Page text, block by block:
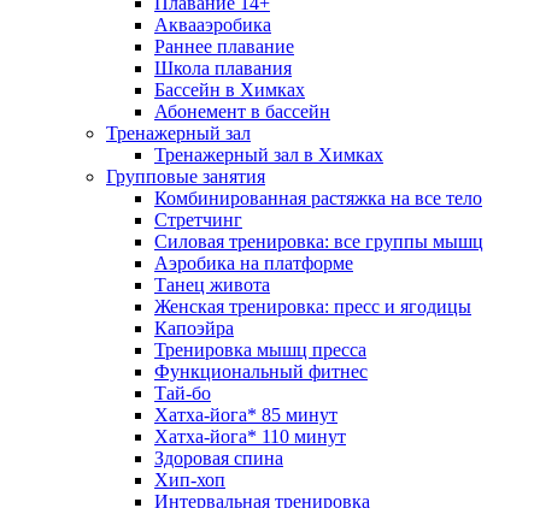
Аквааэробика
Раннее плавание
Школа плавания
Бассейн в Химках
Абонемент в бассейн
Тренажерный зал
Тренажерный зал в Химках
Групповые занятия
Комбинированная растяжка на все тело
Стретчинг
Силовая тренировка: все группы мышц
Аэробика на платформе
Танец живота
Женская тренировка: пресс и ягодицы
Капоэйра
Тренировка мышц пресса
Функциональный фитнес
Тай-бо
Хатха-йога* 85 минут
Хатха-йога* 110 минут
Здоровая спина
Хип-хоп
Интервальная тренировка